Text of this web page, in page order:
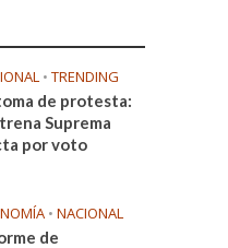
• TRENDING
de protesta:
Suprema
por voto
• NACIONAL
de